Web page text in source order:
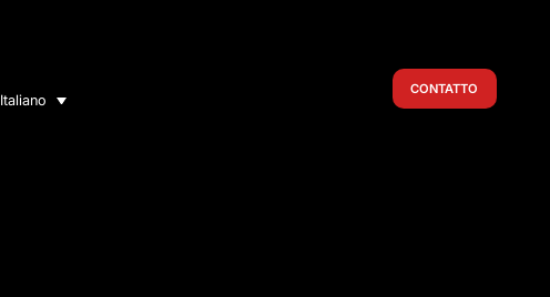
Italiano
CONTATTO